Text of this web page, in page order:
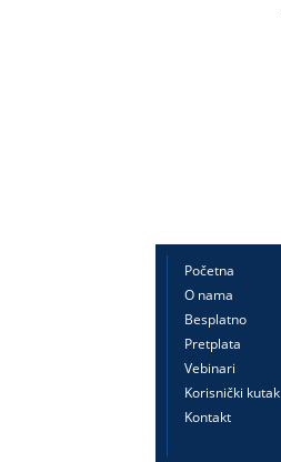
Početna
O nama
Besplatno
Pretplata
Vebinari
Korisnički kutak
Kontakt